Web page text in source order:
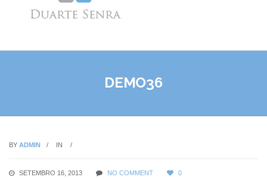
DEMO36
BY ADMIN IN
SETEMBRO 16, 2013 NO COMMENT 0